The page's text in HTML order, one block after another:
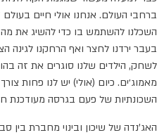
ברחבי העולם. אנחנו אולי חיים בעולם
השכלנו להשתמש בו כדי להשיג את מה
בעבר ירדנו לחצר ואף הרחקנו לגינה
לשחק, הילדים שלנו סוגרים את זה
מאמוג׳ים. כיום (אולי) יש לנו פחות
השכונתיות של פעם בגרסה מעודכנת
האג'נדה של שיכון ובינוי מחברת בין